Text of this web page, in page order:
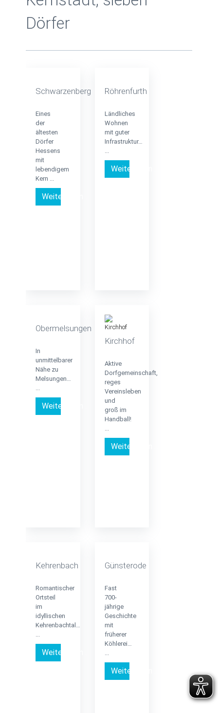
Dörfer
Schwarzenberg
Eines
der
ältesten
Dörfer
Hessens
mit
lebendigem
Kern ...
Weiterlesen …
Röhrenfurth
Ländliches
Wohnen
mit guter
Infrastruktur…
...
Weiterlesen …
Obermelsungen
In
unmittelbarer
Nähe zu
Melsungen…
...
Weiterlesen …
Kirchhof
Aktive
Dorfgemeinschaft,
reges
Vereinsleben
und
groß im
Handball!
...
Weiterlesen …
Kehrenbach
Romantischer
Ortsteil
im
idyllischen
Kehrenbachtal…
...
Weiterlesen …
Günsterode
Fast
700-
jährige
Geschichte
mit
früherer
Köhlerei…
...
Weiterlesen …